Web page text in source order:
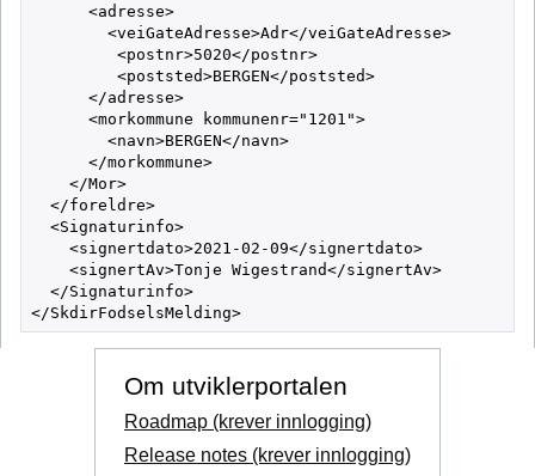
      <adresse>
        <veiGateAdresse>Adr</veiGateAdresse>
         <postnr>5020</postnr>
         <poststed>BERGEN</poststed>
      </adresse>
      <morkommune kommunenr="1201">
        <navn>BERGEN</navn>
      </morkommune>
    </Mor>
  </foreldre>
  <Signaturinfo>
    <signertdato>2021-02-09</signertdato>
    <signertAv>Tonje Wigestrand</signertAv>
  </Signaturinfo>
Om utviklerportalen
Roadmap (krever innlogging)
Release notes (krever innlogging)